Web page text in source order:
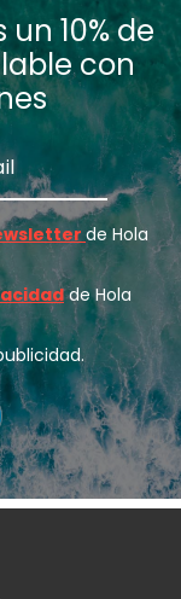
10% de
con
de Hola
de Hola